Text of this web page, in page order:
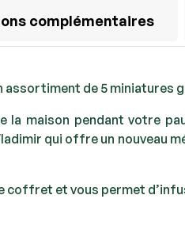
complémentaires
de 5 miniatures
la maison pendant votre
qui offre un nouveau
coffret et vous permet